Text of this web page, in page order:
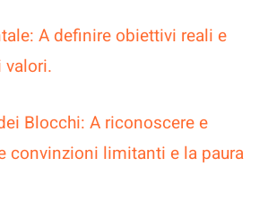
A definire obiettivi reali e
Blocchi: A riconoscere e
convinzioni limitanti e la paura